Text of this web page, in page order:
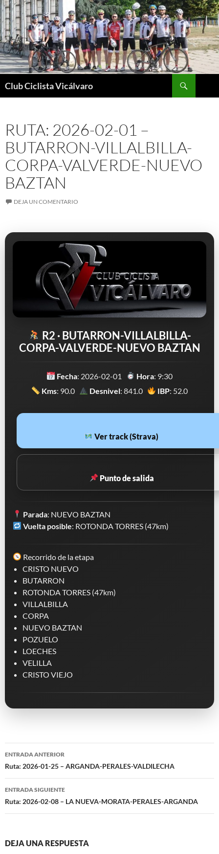
Saltar
al
contenido
Club Ciclista Vicálvaro
RUTA: 2026-02-01 –
BUTARRON-VILLALBILLA-
CORPA-VALVERDE-NUEVO
BAZTAN
DEJA UN COMENTARIO
R2 · BUTARRON-VILLALBILLA-
CORPA-VALVERDE-NUEVO BAZTAN
Fecha: 2026-02-01 Hora: 9:30
Kms: 90.0 Desnivel: 841.0 IBP: 52.0
Ver track (Strava)
Punto de salida
Parada: NUEVO BAZTAN
Vuelta posible: ROTONDA TORRES (47km)
Recorrido de la etapa
CRISTO NUEVO
BUTARRON
ROTONDA TORRES (47km)
VILLALBILLA
CORPA
NUEVO BAZTAN
POZUELO
LOECHES
VELILLA
CRISTO VIEJO
Navegación
de
entradas
ENTRADA ANTERIOR
Ruta: 2026-01-25 – ARGANDA-PERALES-VALDILECHA
ENTRADA SIGUIENTE
Ruta: 2026-02-08 – LA NUEVA-MORATA-PERALES-ARGANDA
DEJA UNA RESPUESTA